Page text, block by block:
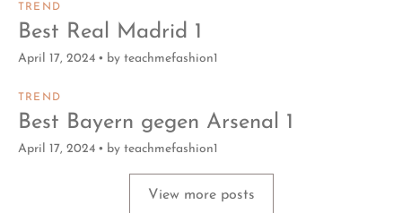
TREND
Best Real Madrid 1
April 17, 2024 by teachmefashion1
TREND
Best Bayern gegen Arsenal 1
April 17, 2024 by teachmefashion1
View more posts